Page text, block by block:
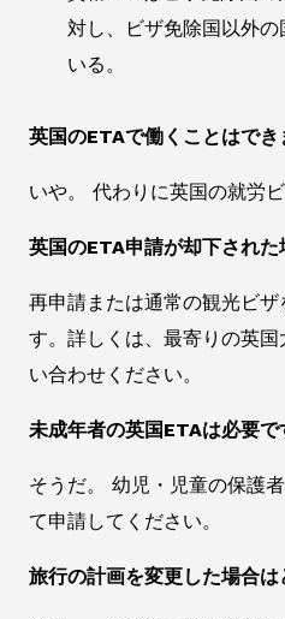
対し、ビザ免除国以外
いる。
英国のETAで働くことはでき
いや。 代わりに英国の就労
英国のETA申請が却下され
再申請または通常の観光ビザ
す。詳しくは、最寄りの英
い合わせください。
未成年者の英国ETAは必要で
そうだ。 幼児・児童の保護
て申請してください。
旅行の計画を変更した場合